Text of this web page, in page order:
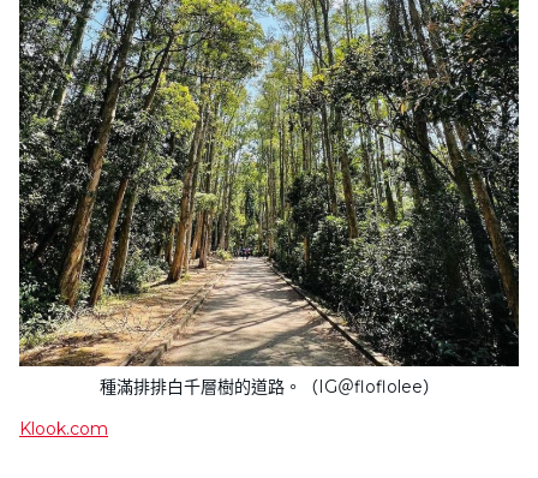
種滿排排白千層樹的道路。（IG＠floflolee）
Klook.com